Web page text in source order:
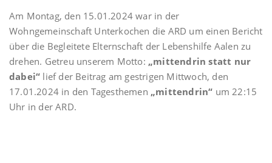
Am Montag, den 15.01.2024 war in der
Wohngemeinschaft Unterkochen die ARD um einen Bericht
über die Begleitete Elternschaft der Lebenshilfe Aalen zu
drehen. Getreu unserem Motto: „mittendrin statt nur
dabei“ lief der Beitrag am gestrigen Mittwoch, den
17.01.2024 in den Tagesthemen „mittendrin“ um 22:15
Uhr in der ARD.